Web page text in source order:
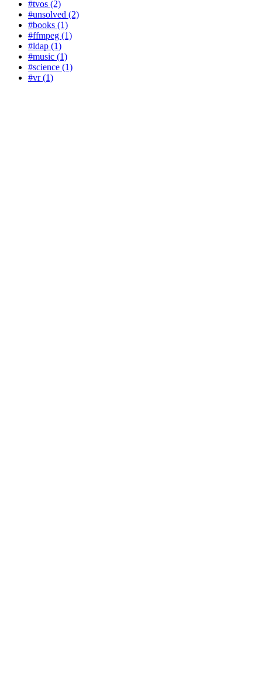
#tvos (2)
#unsolved (2)
#books (1)
#ffmpeg (1)
#ldap (1)
#music (1)
#science (1)
#vr (1)